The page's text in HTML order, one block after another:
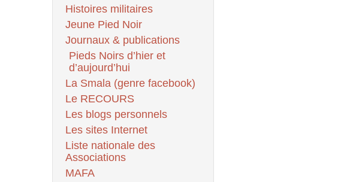
Histoires militaires
Jeune Pied Noir
Journaux & publications
Pieds Noirs d’hier et
d’aujourd’hui
La Smala (genre facebook)
Le RECOURS
Les blogs personnels
Les sites Internet
Liste nationale des
Associations
MAFA